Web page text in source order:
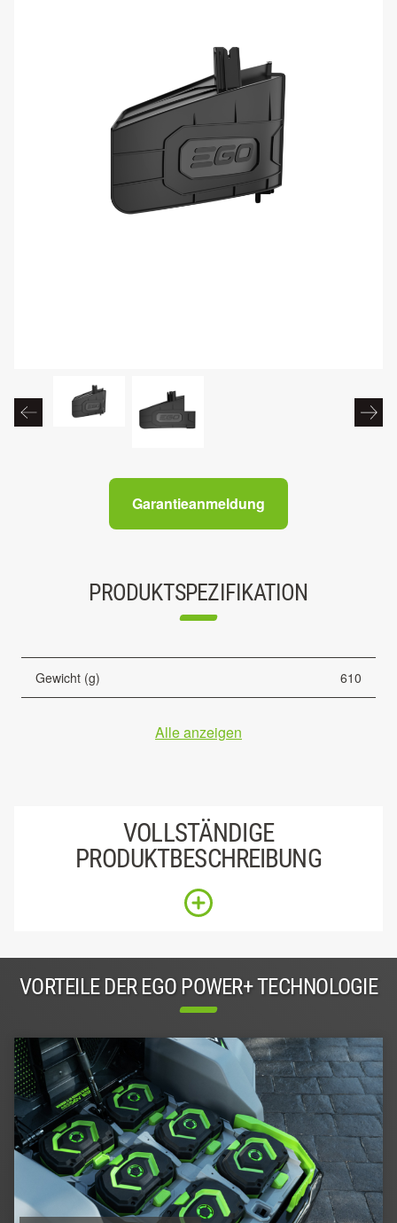
Garantieanmeldung
PRODUKTSPEZIFIKATION
Gewicht (g) 610
Alle anzeigen
VOLLSTÄNDIGE
PRODUKTBESCHREIBUNG
VORTEILE DER EGO POWER+ TECHNOLOGIE